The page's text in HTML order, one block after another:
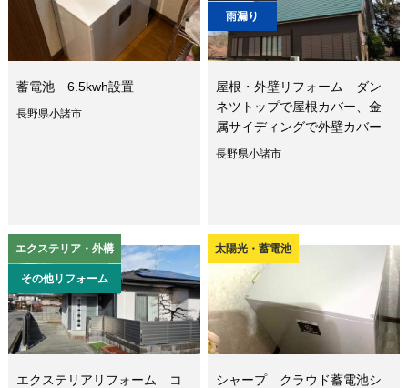
蓄電池 6.5kwh設置
長野県小諸市
雨漏り
屋根・外壁リフォーム ダン
ネツトップで屋根カバー、金
属サイディングで外壁カバー
長野県小諸市
エクステリア・外構
その他リフォーム
エクステリアリフォーム コ
太陽光・蓄電池
シャープ クラウド蓄電池シ